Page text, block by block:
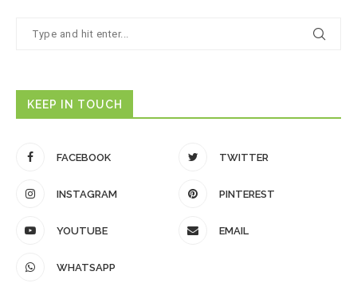
KEEP IN TOUCH
FACEBOOK TWITTER
INSTAGRAM PINTEREST
YOUTUBE EMAIL
WHATSAPP